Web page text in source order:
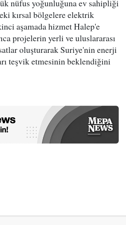
nüfus yoğunluğuna ev sahipliği
kırsal bölgelere elektrik
aşamada hizmet Halep'e
projelerin yerli ve uluslararası
oluşturarak Suriye'nin enerji
teşvik etmesinin beklendiğini